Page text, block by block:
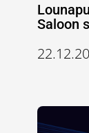
Saloon